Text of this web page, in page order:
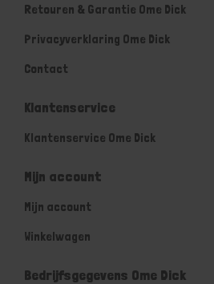
Retouren & Garantie Ome Dick
Privacyverklaring Ome Dick
Contact
Klantenservice
Klantenservice Ome Dick
Mijn account
Mijn account
Winkelwagen
Bedrijfsgegevens Ome Dick